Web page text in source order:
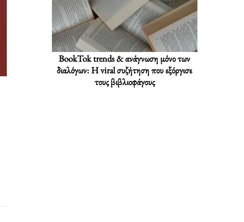
BookTok trends & ανάγνωση μόνο των
διαλόγων: Η viral συζήτηση που εξόργισε
τους βιβλιοφάγους